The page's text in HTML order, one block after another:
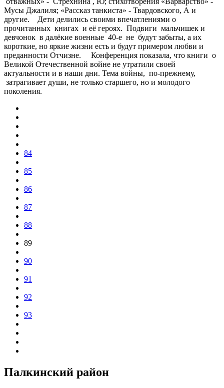
Мусы Джалиля; «Рассказ танкиста» - Твардовского, А и
другие. Дети делились своими впечатлениями о
прочитанных книгах и её героях. Подвиги мальчишек и
девчонок в далёкие военные 40-е не будут забыты, а их
короткие, но яркие жизни есть и будут примером любви и
преданности Отчизне. Конференция показала, что книги о
Великой Отечественной войне не утратили своей
актуальности и в наши дни. Тема войны, по-прежнему,
затрагивает души, не только старшего, но и молодого
поколения.
84
85
86
87
88
89
90
91
92
93
Палкинский район